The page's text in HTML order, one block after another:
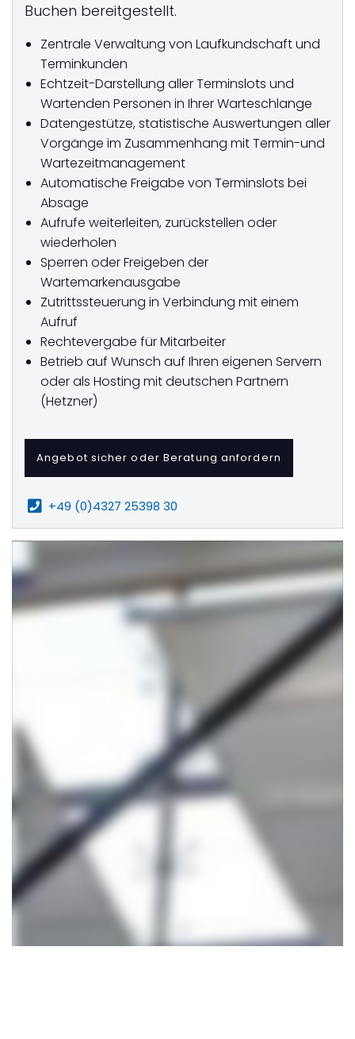
Buchen bereitgestellt.
Zentrale Verwaltung von Laufkundschaft und
Terminkunden
Echtzeit-Darstellung aller Terminslots und
Wartenden Personen in Ihrer Warteschlange
Datengestütze, statistische Auswertungen aller
Vorgänge im Zusammenhang mit Termin-und
Wartezeitmanagement
Automatische Freigabe von Terminslots bei
Absage
Aufrufe weiterleiten, zurückstellen oder
wiederholen
Sperren oder Freigeben der
Wartemarkenausgabe
Zutrittssteuerung in Verbindung mit einem
Aufruf
Rechtevergabe für Mitarbeiter
Betrieb auf Wunsch auf Ihren eigenen Servern
oder als Hosting mit deutschen Partnern
(Hetzner)
Angebot sicher oder Beratung anfordern
+49 (0)4327 25398 30